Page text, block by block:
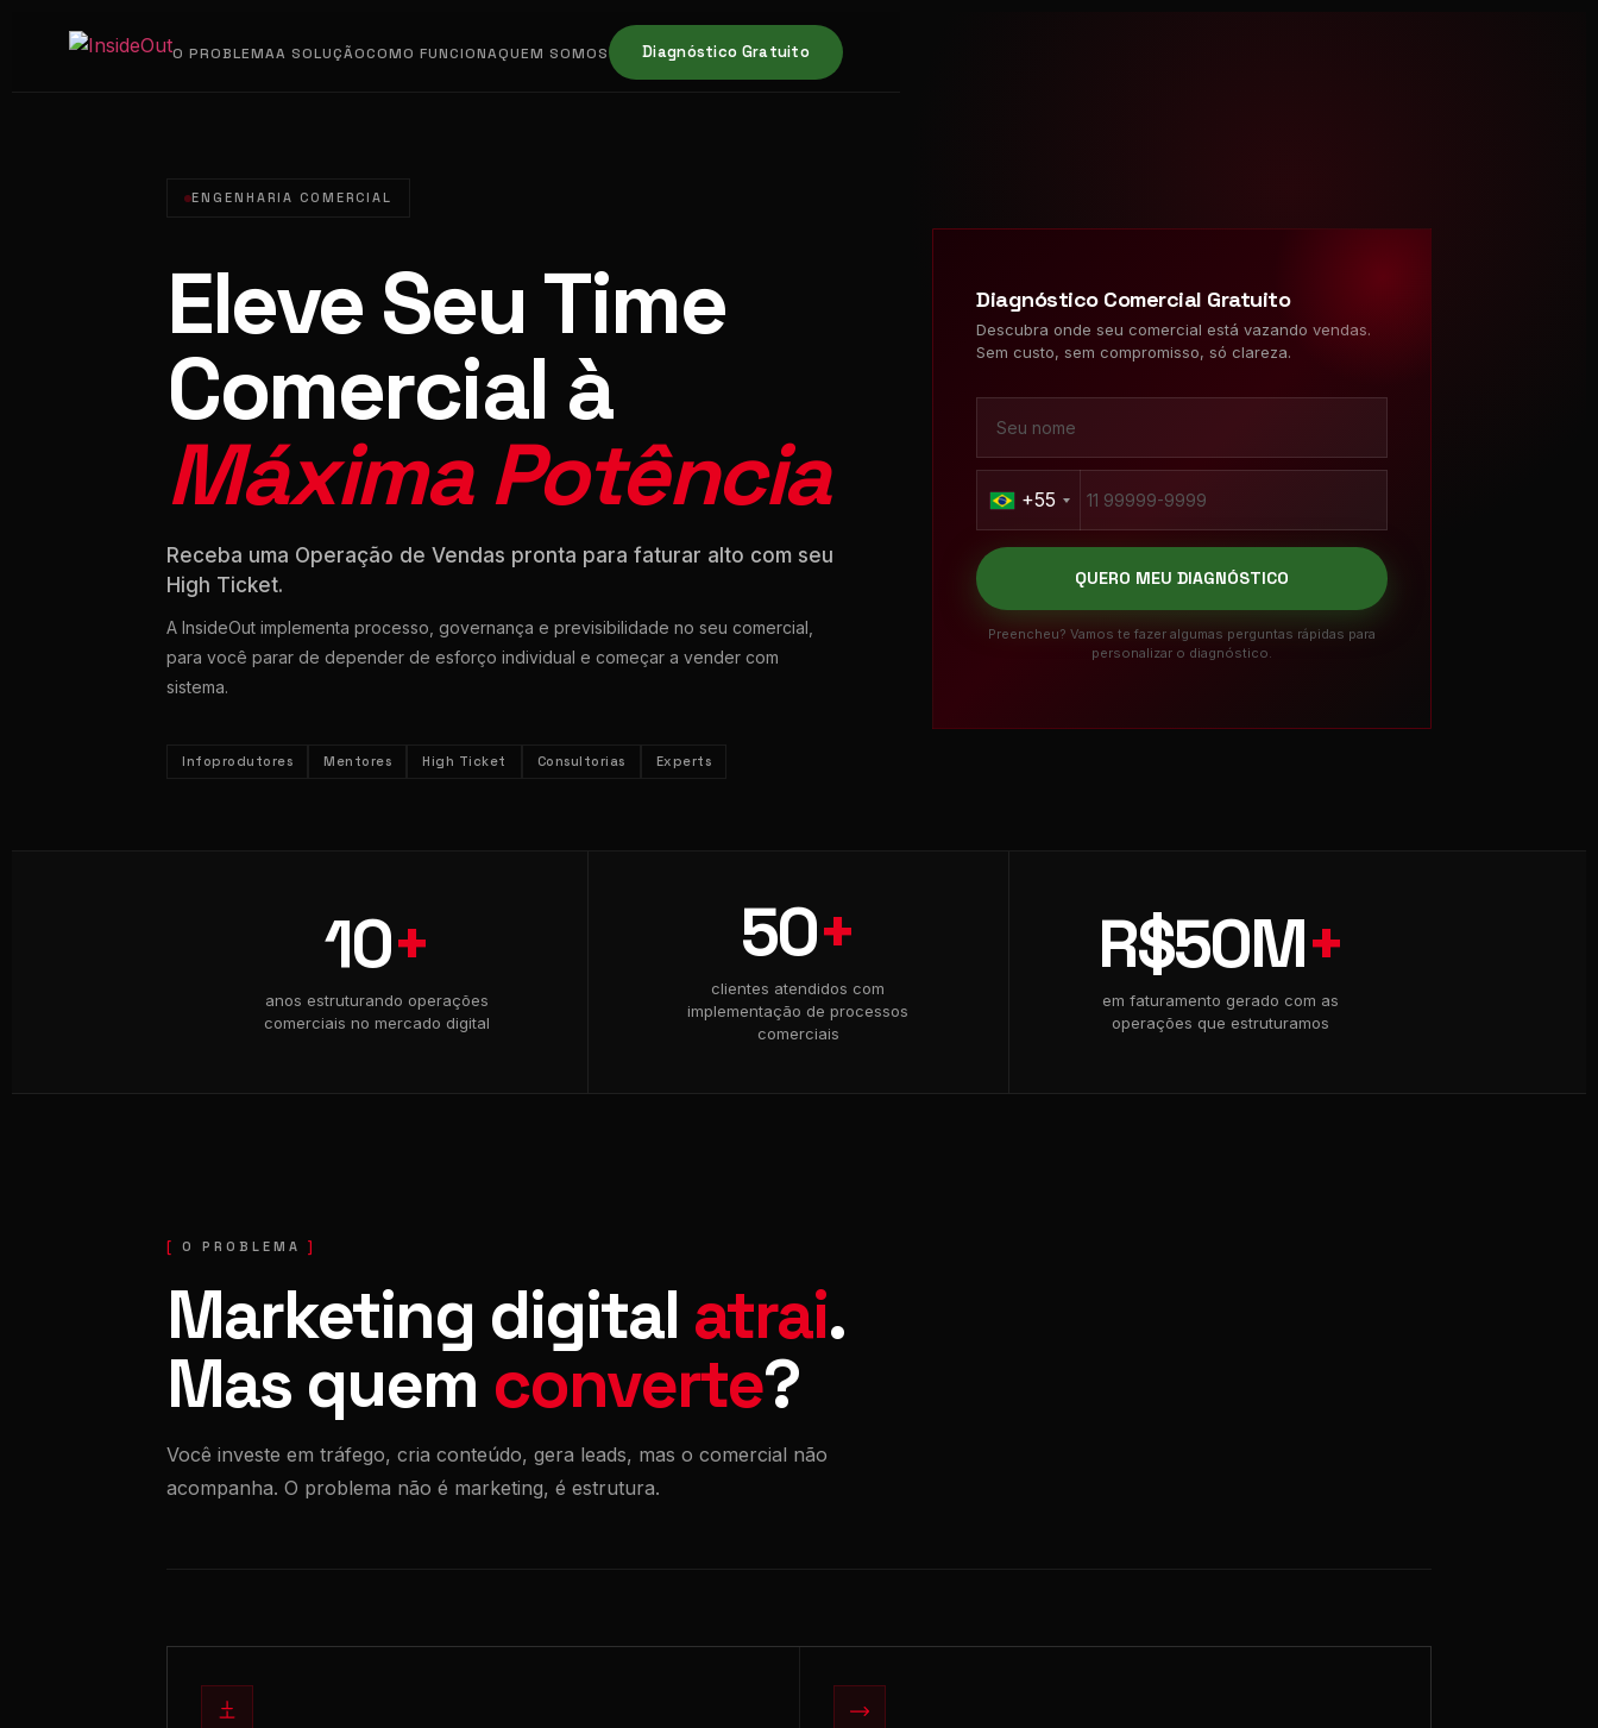
O PROBLEMAA SOLUÇÃOCOMO FUNCIONAQUEM SOMOS Diagnóstico Gratuito
ENGENHARIA COMERCIAL
Eleve Seu Time
Comercial à
Máxima Potência
Receba uma Operação de Vendas pronta para faturar alto com seu
High Ticket.
A InsideOut implementa processo, governança e previsibilidade no seu comercial,
para você parar de depender de esforço individual e começar a vender com
sistema.
Infoprodutores Mentores High Ticket Consultorias Experts
Diagnóstico Comercial Gratuito
Descubra onde seu comercial está vazando vendas.
Sem custo, sem compromisso, só clareza.
+55
QUERO MEU DIAGNÓSTICO
Preencheu? Vamos te fazer algumas perguntas rápidas para
personalizar o diagnóstico.
10+
anos estruturando operações
comerciais no mercado digital
50+
clientes atendidos com
implementação de processos
comerciais
R$50M+
em faturamento gerado com as
operações que estruturamos
O PROBLEMA
Marketing digital atrai.
Mas quem converte?
Você investe em tráfego, cria conteúdo, gera leads, mas o comercial não
acompanha. O problema não é marketing, é estrutura.